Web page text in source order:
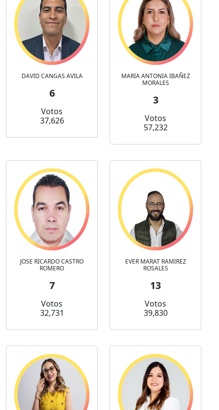
DAVID CANGAS AVILA
6
Votos
37,626
MARIA ANTONIA IBAÑEZ
MORALES
3
Votos
57,232
JOSE RICARDO CASTRO
ROMERO
7
Votos
32,731
EVER MARAT RAMIREZ
ROSALES
13
Votos
39,830